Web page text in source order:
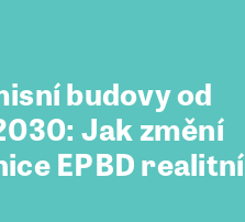
budovy od
Jak změní
EPBD realitní